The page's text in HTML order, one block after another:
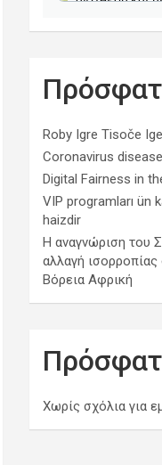
Roby Igre Tisoče
Coronavirus
Digital Fairness in
VIP programları ün
haizdir
Η αναγνώριση του
αλλαγή
Βόρεια Αφρική
Χωρίς σχόλια για